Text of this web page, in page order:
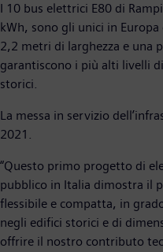
I 10 bus elettrici E80 di
kWh, sono gli unici in
2,2 metri di larghezza e una
garantiscono i più alti livelli
storici.
La messa in servizio
2021.
“Questo primo progetto di
pubblico in Italia dimostra il
flessibile e compatta, in
negli edifici storici e di
offrire il nostro contributo